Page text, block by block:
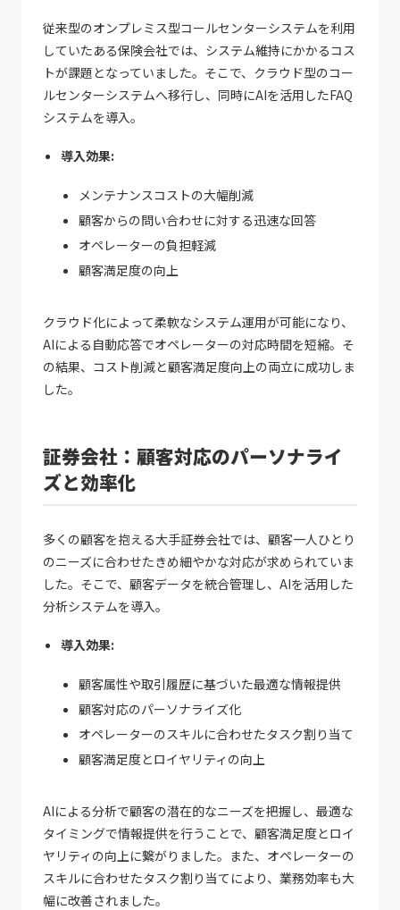
従来型のオンプレミス型コールセンターシステムを利用
していたある保険会社では、システム維持にかかるコス
トが課題となっていました。そこで、クラウド型のコー
ルセンターシステムへ移行し、同時にAIを活用したFAQ
システムを導入。
導入効果:
メンテナンスコストの大幅削減
顧客からの問い合わせに対する迅速な回答
オペレーターの負担軽減
顧客満足度の向上
クラウド化によって柔軟なシステム運用が可能になり、
AIによる自動応答でオペレーターの対応時間を短縮。そ
の結果、コスト削減と顧客満足度向上の両立に成功しま
した。
証券会社：顧客対応のパーソナライ
ズと効率化
多くの顧客を抱える大手証券会社では、顧客一人ひとり
のニーズに合わせたきめ細やかな対応が求められていま
した。そこで、顧客データを統合管理し、AIを活用した
分析システムを導入。
導入効果:
顧客属性や取引履歴に基づいた最適な情報提供
顧客対応のパーソナライズ化
オペレーターのスキルに合わせたタスク割り当て
顧客満足度とロイヤリティの向上
AIによる分析で顧客の潜在的なニーズを把握し、最適な
タイミングで情報提供を行うことで、顧客満足度とロイ
ヤリティの向上に繋がりました。また、オペレーターの
スキルに合わせたタスク割り当てにより、業務効率も大
幅に改善されました。